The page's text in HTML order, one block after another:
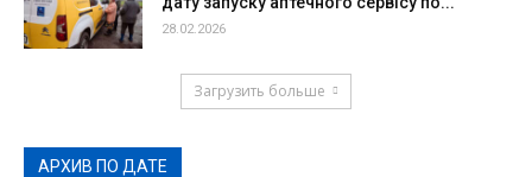
28.02.2026
Загрузить больше
АРХИВ ПО ДАТЕ